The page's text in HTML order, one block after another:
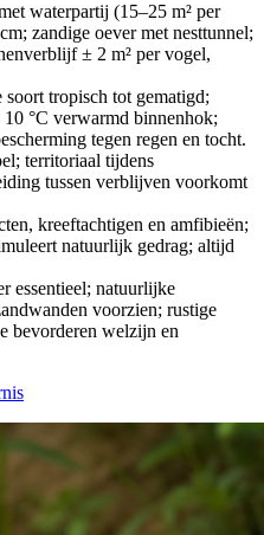
waterpartij (15–25 m² per
zandige oever met nesttunnel;
± 2 m² per vogel,
tropisch tot gematigd;
°C verwarmd binnenhok;
tegen regen en tocht.
territoriaal tijdens
tussen verblijven voorkomt
kreeftachtigen en amfibieën;
natuurlijk gedrag; altijd
essentieel; natuurlijke
voorzien; rustige
bevorderen welzijn en